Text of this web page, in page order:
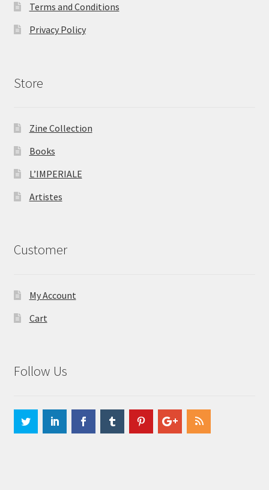
Terms and Conditions
Privacy Policy
Store
Zine Collection
Books
L’IMPERIALE
Artistes
Customer
My Account
Cart
Follow Us